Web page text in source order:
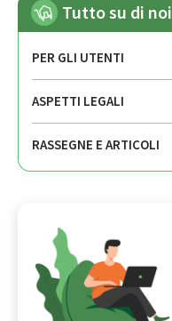
Tutto su di noi
PER GLI UTENTI
ASPETTI LEGALI
RASSEGNE E ARTICOLI